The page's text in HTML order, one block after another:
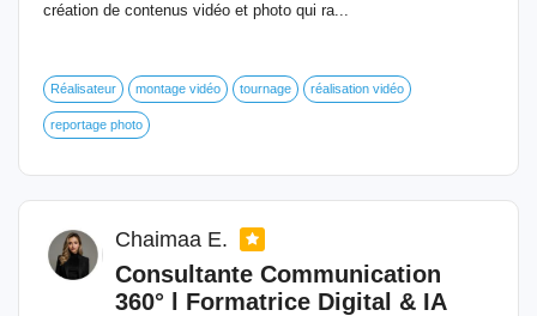
création de contenus vidéo et photo qui ra...
Réalisateur montage vidéo tournage réalisation vidéo
reportage photo
Chaimaa E.
Consultante Communication
360° l Formatrice Digital & IA